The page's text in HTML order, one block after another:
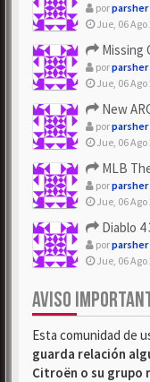
porparsher
Jue, 06 Ago
Missing
porparsher
Jue, 06 Ago
New ARC
porparsher
Jue, 06 Ago
MLB The
porparsher
Jue, 06 Ago
Diablo 4
porparsher
Jue, 06 Ago
AVISO
Esta comunidad de
guarda relación
Citroën o su